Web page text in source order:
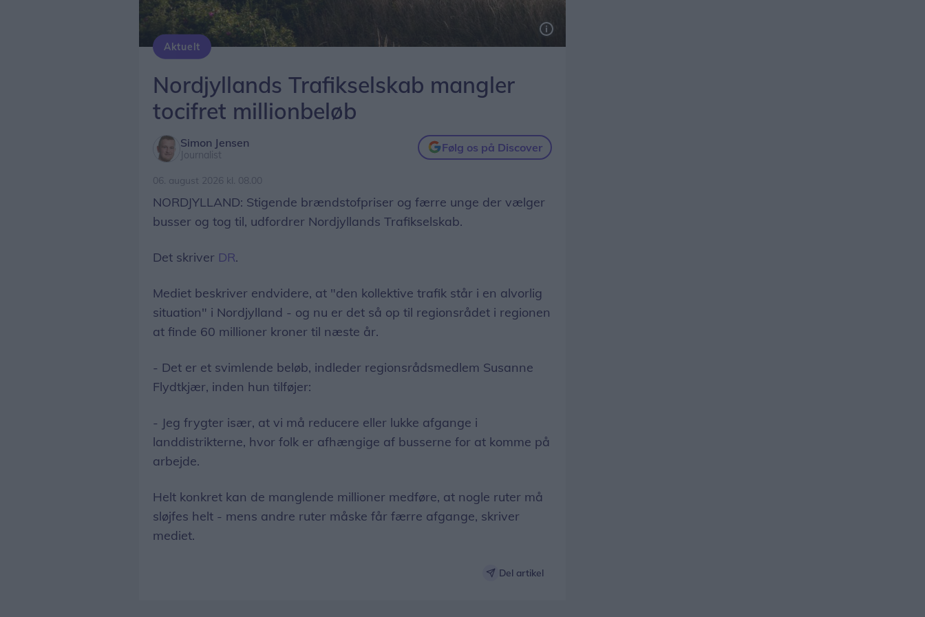
Aktuelt
Nordjyllands Trafikselskab mangler
tocifret millionbeløb
Simon Jensen
Journalist
Følg os på Discover
06. august 2026 kl. 08.00
NORDJYLLAND: Stigende brændstofpriser og færre unge der vælger
busser og tog til, udfordrer Nordjyllands Trafikselskab.
Det skriver DR.
Mediet beskriver endvidere, at "den kollektive trafik står i en alvorlig
situation" i Nordjylland - og nu er det så op til regionsrådet i regionen
at finde 60 millioner kroner til næste år.
- Det er et svimlende beløb, indleder regionsrådsmedlem Susanne
Flydtkjær, inden hun tilføjer:
- Jeg frygter især, at vi må reducere eller lukke afgange i
landdistrikterne, hvor folk er afhængige af busserne for at komme på
arbejde.
Helt konkret kan de manglende millioner medføre, at nogle ruter må
sløjfes helt - mens andre ruter måske får færre afgange, skriver
mediet.
Del artikel